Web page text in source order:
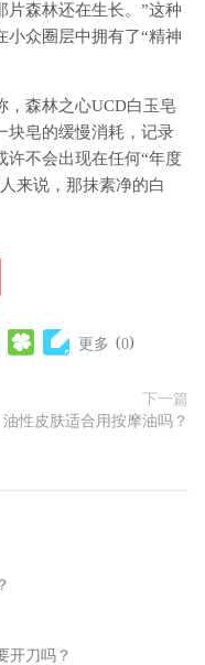
片森林还在生长。”这种
小众圈层中拥有了“精神
，森林之心UCD白玉皂
块皂的缓慢消耗，记录
许不会出现在任何“年度
来说，那抹素净的白
更多 (0)
下一篇
油性皮肤适合用按摩油吗？
开刀吗？